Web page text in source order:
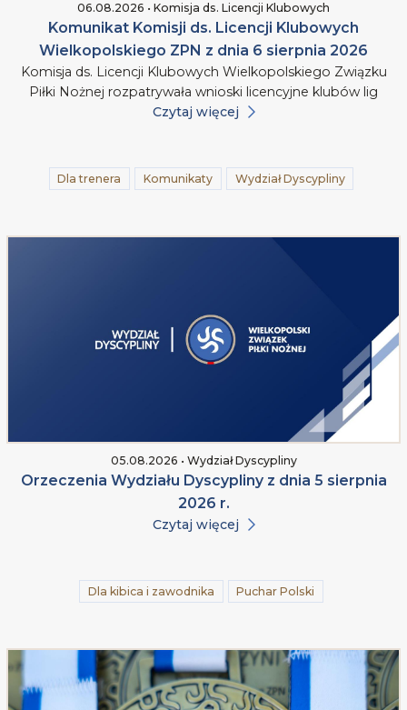
06.08.2026 • Komisja ds. Licencji Klubowych
Komunikat Komisji ds. Licencji Klubowych
Wielkopolskiego ZPN z dnia 6 sierpnia 2026
Komisja ds. Licencji Klubowych Wielkopolskiego Związku
Piłki Nożnej rozpatrywała wnioski licencyjne klubów lig
Czytaj więcej
Dla trenera Komunikaty Wydział Dyscypliny
05.08.2026 • Wydział Dyscypliny
Orzeczenia Wydziału Dyscypliny z dnia 5 sierpnia
2026 r.
Czytaj więcej
Dla kibica i zawodnika Puchar Polski